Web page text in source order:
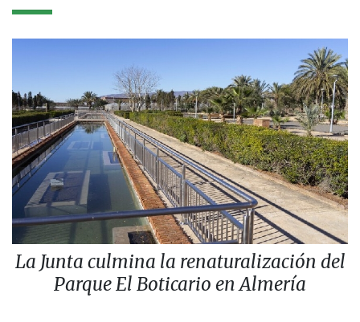
La Junta culmina la renaturalización del
Parque El Boticario en Almería